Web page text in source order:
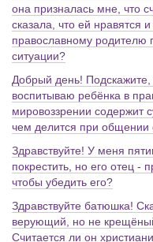
она призналась мне, что
сказала, что ей нравятся
православному родителю
ситуации?
Добрый день! Подскажите,
воспитываю ребёнка в
мировоззрении содержит
чем делится при общении
Здравствуйте! У меня
покрестить, но его отец -
чтобы убедить его?
Здравствуйте батюшка!
верующий, но не
Считается ли он